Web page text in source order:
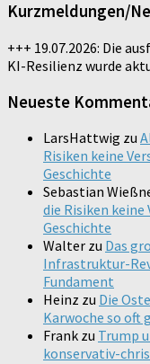
Kurzmeldungen/
+++ 19.07.2026: Die
KI-Resilienz wurde
Neueste
LarsHattwig zu
Risiken keine
Geschichte
Sebastian
die Risiken
Geschichte
Walter zu Das
Infrastruktur-
Fundament
Heinz zu Die
Karwoche so oft
Frank zu Trump
konservativ-